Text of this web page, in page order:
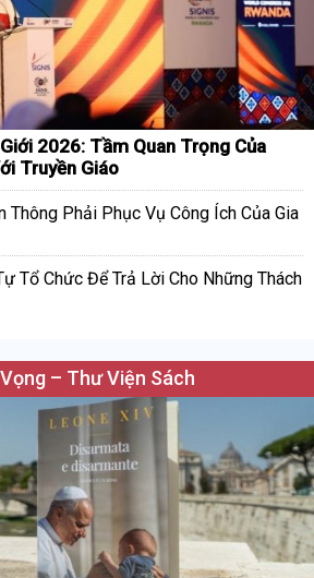
2026: Tầm Quan Trọng Của
Truyền Giáo
Thông Phải Phục Vụ Công Ích Của Gia
Tổ Chức Để Trả Lời Cho Những Thách
– Thư Viện Sách